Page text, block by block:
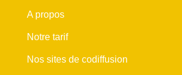
A propos
Notre tarif
Nos sites de codiffusion